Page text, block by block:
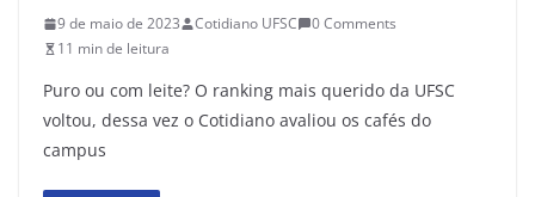
9 de maio de 2023 Cotidiano UFSC
0 Comments
11 min de leitura
Puro ou com leite? O ranking mais querido da UFSC
voltou, dessa vez o Cotidiano avaliou os cafés do
campus